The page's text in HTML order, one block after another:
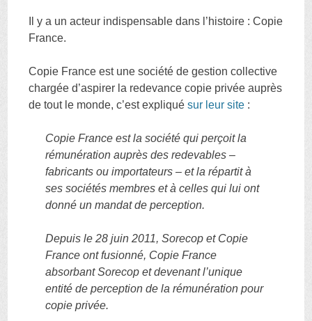
Il y a un acteur indispensable dans l’histoire : Copie
France.
Copie France est une société de gestion collective
chargée d’aspirer la redevance copie privée auprès
de tout le monde, c’est expliquésur leur site :
Copie France est la société qui perçoit la
rémunération auprès des redevables –
fabricants ou importateurs – et la répartit à
ses sociétés membres et à celles qui lui ont
donné un mandat de perception.
Depuis le 28 juin 2011, Sorecop et Copie
France ont fusionné, Copie France
absorbant Sorecop et devenant l’unique
entité de perception de la rémunération pour
copie privée.